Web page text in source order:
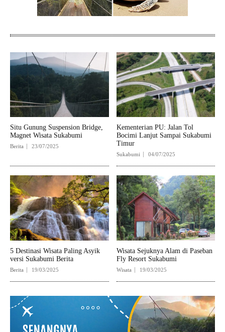
Situ Gunung Suspension Bridge,
Magnet Wisata Sukabumi
Berita 23/07/2025
Kementerian PU: Jalan Tol
Bocimi Lanjut Sampai Sukabumi
Timur
Sukabumi 04/07/2025
5 Destinasi Wisata Paling Asyik
versi Sukabumi Berita
Berita 19/03/2025
Wisata Sejuknya Alam di Paseban
Fly Resort Sukabumi
Wisata 19/03/2025